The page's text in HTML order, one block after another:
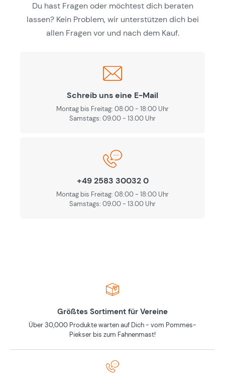
Du hast Fragen oder möchtest dich beraten
lassen? Kein Problem, wir unterstützen dich bei
allen Fragen vor und nach dem Kauf.
Schreib uns eine E-Mail
Montag bis Freitag: 08:00 - 18:00 Uhr
Samstags: 09.00 - 13.00 Uhr
+49 2583 30032 0
Montag bis Freitag: 08:00 - 18:00 Uhr
Samstags: 09.00 - 13.00 Uhr
Größtes Sortiment für Vereine
Über 30,000 Produkte warten auf Dich - vom Pommes-
Piekser bis zum Fahnenmast!